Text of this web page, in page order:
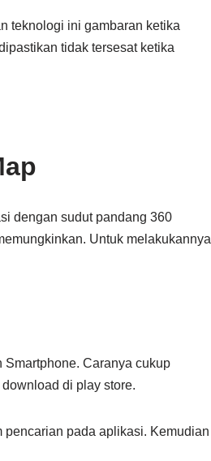
teknologi ini gambaran ketika
tidak tersesat ketika
dengan sudut pandang 360
Untuk melakukannya
Caranya cukup
di play store.
pencarian pada aplikasi. Kemudian